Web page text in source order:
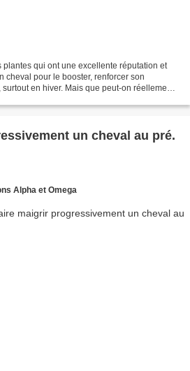
plantes qui ont une excellente réputation et
cheval pour le booster, renforcer son
en hiver. Mais que peut-on réellement
un cheval au pré.
Alpha et Omega